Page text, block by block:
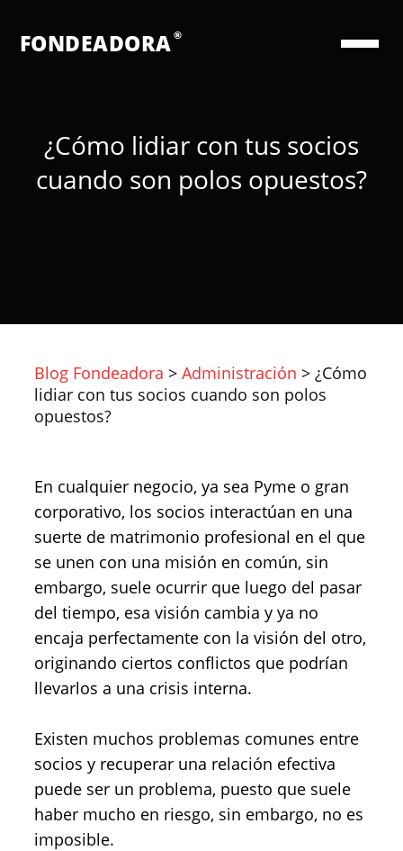
FONDEADORA ®
¿Cómo lidiar con tus socios
cuando son polos opuestos?
Blog Fondeadora > Administración > ¿Cómo
lidiar con tus socios cuando son polos
opuestos?
En cualquier negocio, ya sea Pyme o gran
corporativo, los socios interactúan en una
suerte de matrimonio profesional en el que
se unen con una misión en común, sin
embargo, suele ocurrir que luego del pasar
del tiempo, esa visión cambia y ya no
encaja perfectamente con la visión del otro,
originando ciertos conflictos que podrían
llevarlos a una crisis interna.
Existen muchos problemas comunes entre
socios y recuperar una relación efectiva
puede ser un problema, puesto que suele
haber mucho en riesgo, sin embargo, no es
imposible.